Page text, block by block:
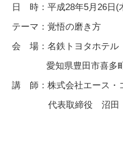
日 時：平成28年5月26日
テーマ：覚悟の磨き方
会 場：名鉄トヨタホテル
愛知県豊田市喜多町
講 師：株式会社エース・
代表取締役 沼田